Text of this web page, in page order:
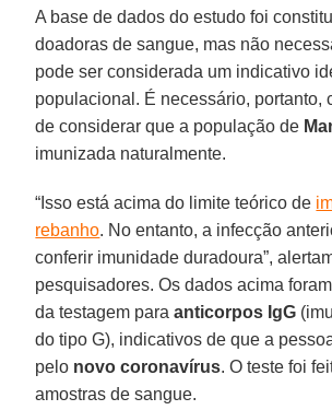
A base de dados do estudo foi
doadoras de sangue, mas não
pode ser considerada um indicativo
populacional. É necessário, portanto,
de considerar que a população de
imunizada naturalmente.
“Isso está acima do limite teórico de
rebanho. No entanto, a infecção
conferir imunidade duradoura”,
pesquisadores. Os dados acima
da testagem paraanticorpos IgG
do tipo G), indicativos de que a
pelo novo coronavírus. O teste foi
amostras de sangue.